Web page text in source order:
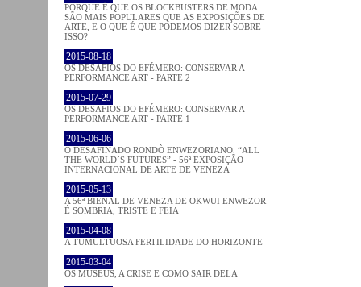
PORQUE É QUE OS BLOCKBUSTERS DE MODA
SÃO MAIS POPULARES QUE AS EXPOSIÇÕES DE
ARTE, E O QUE É QUE PODEMOS DIZER SOBRE
ISSO?
2015-08-18
OS DESAFIOS DO EFÉMERO: CONSERVAR A
PERFORMANCE ART - PARTE 2
2015-07-29
OS DESAFIOS DO EFÉMERO: CONSERVAR A
PERFORMANCE ART - PARTE 1
2015-06-06
O DESAFINADO RONDÒ ENWEZORIANO. “ALL
THE WORLD´S FUTURES” - 56ª EXPOSIÇÃO
INTERNACIONAL DE ARTE DE VENEZA
2015-05-13
A 56ª BIENAL DE VENEZA DE OKWUI ENWEZOR
É SOMBRIA, TRISTE E FEIA
2015-04-08
A TUMULTUOSA FERTILIDADE DO HORIZONTE
2015-03-04
OS MUSEUS, A CRISE E COMO SAIR DELA